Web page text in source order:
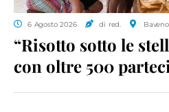
6 Agosto 2026 di red. Baveno
“Risotto sotto le
con oltre 500